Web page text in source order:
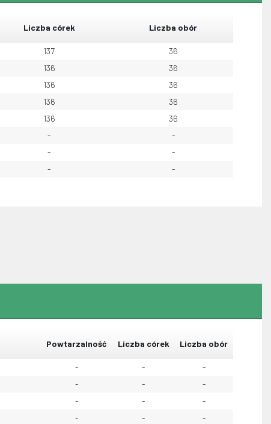
Liczba córek Liczba obór
137 36
136 36
136 36
136 36
136 36
- -
- -
- -
Powtarzalność Liczba córek Liczba obór
- - -
- - -
- - -
- - -